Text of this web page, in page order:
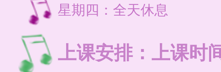
星期四：全天休
上课安排：上课时